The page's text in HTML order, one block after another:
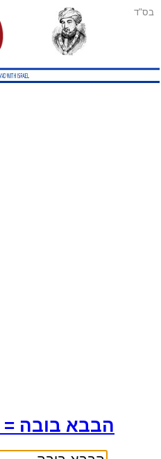
בס"ד
עזרה
הבבא בובה = 25 בגימטריה